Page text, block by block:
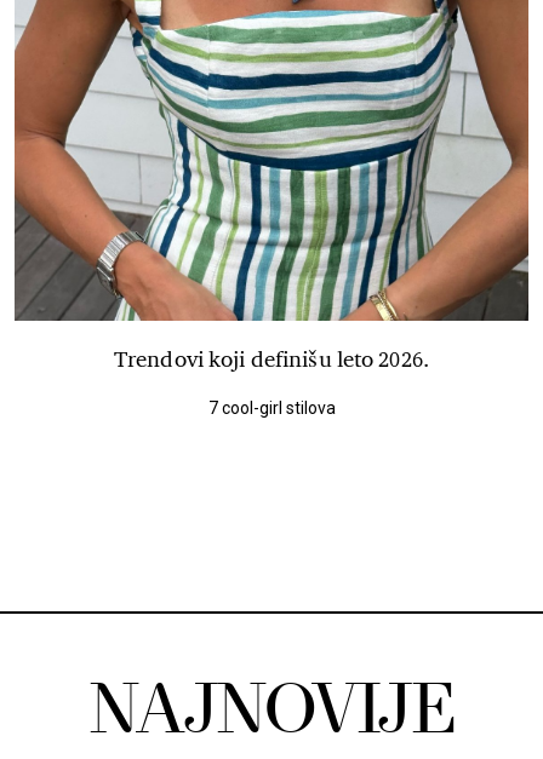
Trendovi koji definišu leto 2026.
7 cool-girl stilova
NAJNOVIJE